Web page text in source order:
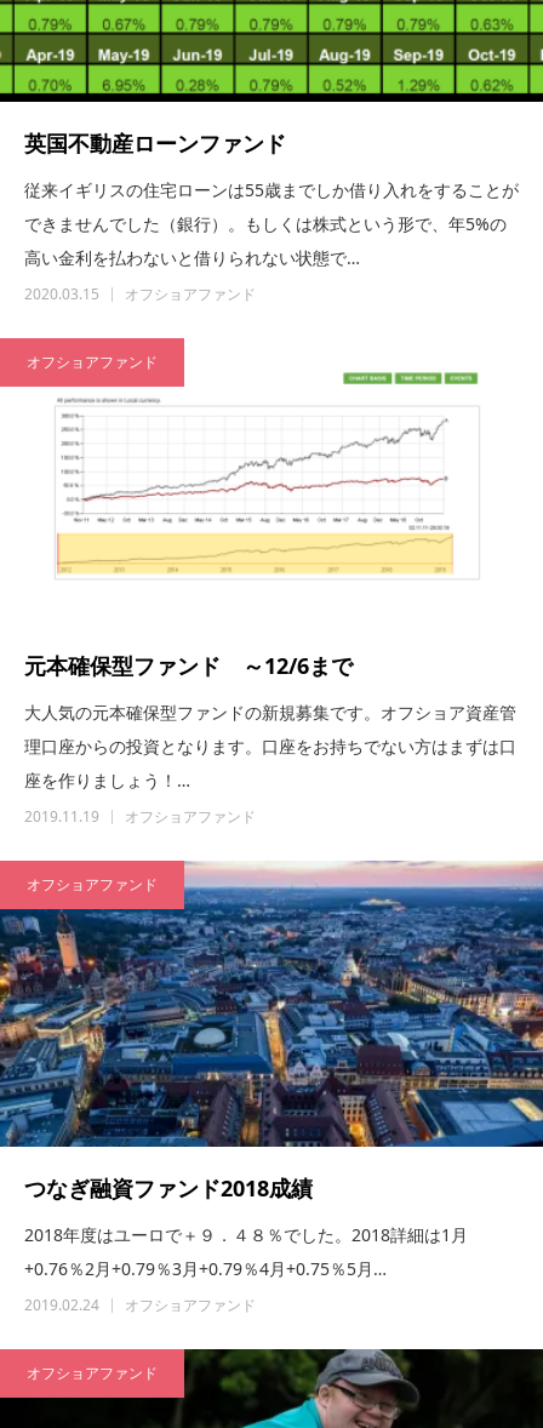
英国不動産ローンファンド
従来イギリスの住宅ローンは55歳までしか借り入れをすることが
できませんでした（銀行）。もしくは株式という形で、年5%の
高い金利を払わないと借りられない状態で…
2020.03.15 オフショアファンド
オフショアファンド
元本確保型ファンド ～12/6まで
大人気の元本確保型ファンドの新規募集です。オフショア資産管
理口座からの投資となります。口座をお持ちでない方はまずは口
座を作りましょう！…
2019.11.19 オフショアファンド
オフショアファンド
つなぎ融資ファンド2018成績
2018年度はユーロで＋９．４８％でした。2018詳細は1月
+0.76％2月+0.79％3月+0.79％4月+0.75％5月…
2019.02.24 オフショアファンド
オフショアファンド